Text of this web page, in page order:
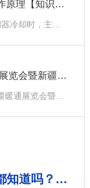
详细讲解空气源热泵工作原理【知识篇】
【聚焦】2023新疆暖通展览会暨新疆碳达峰、碳中和高峰论坛圆满举行
空气能采暖与传统采暖对比你都知道吗？小编带你了解一下！